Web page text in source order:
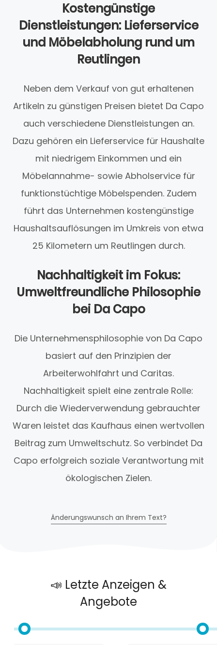
Kostengünstige
Dienstleistungen: Lieferservice
und Möbelabholung rund um
Reutlingen
Neben dem Verkauf von gut erhaltenen
Artikeln zu günstigen Preisen bietet Da Capo
auch verschiedene Dienstleistungen an.
Dazu gehören ein Lieferservice für Haushalte
mit niedrigem Einkommen und ein
Möbelannahme- sowie Abholservice für
funktionstüchtige Möbelspenden. Zudem
führt das Unternehmen kostengünstige
Haushaltsauflösungen im Umkreis von etwa
25 Kilometern um Reutlingen durch.
Nachhaltigkeit im Fokus:
Umweltfreundliche Philosophie
bei Da Capo
Die Unternehmensphilosophie von Da Capo
basiert auf den Prinzipien der
Arbeiterwohlfahrt und Caritas.
Nachhaltigkeit spielt eine zentrale Rolle:
Durch die Wiederverwendung gebrauchter
Waren leistet das Kaufhaus einen wertvollen
Beitrag zum Umweltschutz. So verbindet Da
Capo erfolgreich soziale Verantwortung mit
ökologischen Zielen.
Änderungswunsch an Ihrem Text?